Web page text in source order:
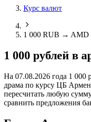
Курс валют
1 000 RUB → AMD
1 000 рублей в
На 07.08.2026 года 1 000
драма по курсу ЦБ
пересчитать любую
сравнить предложения